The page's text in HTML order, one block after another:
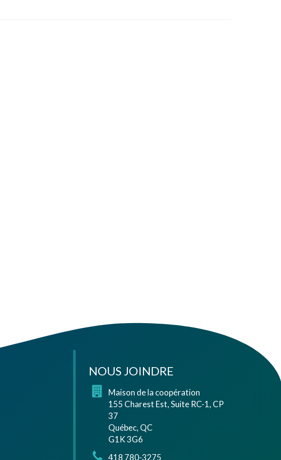
NOUS JOINDRE
Maison de la coopération
155 Charest Est, Suite RC-1, CP
37
Québec, QC
G1K 3G6
418 780-3275